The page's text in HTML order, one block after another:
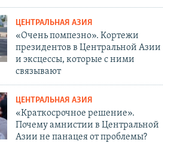
ЦЕНТРАЛЬНАЯ АЗИЯ
«Очень помпезно». Кортежи
президентов в Центральной Азии
и эксцессы, которые с ними
связывают
ЦЕНТРАЛЬНАЯ АЗИЯ
«Краткосрочное решение».
Почему амнистии в Центральной
Азии не панацея от проблемы?